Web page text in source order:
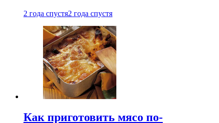
2 года спустя2 года спустя
Как приготовить мясо по-